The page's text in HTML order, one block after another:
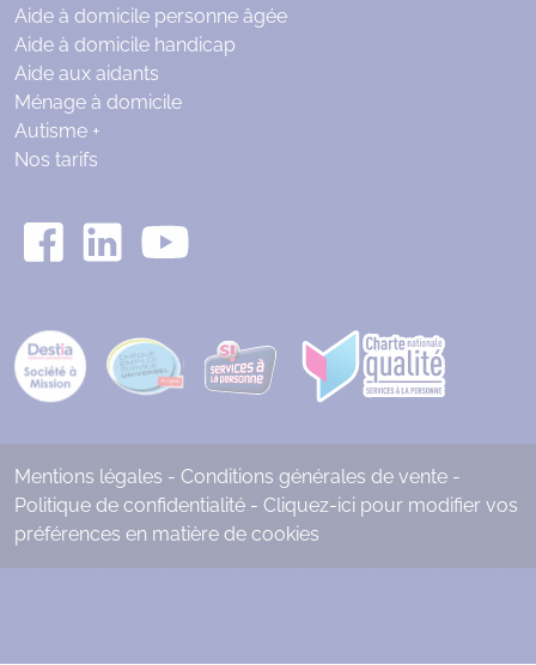
Aide à domicile personne âgée
Aide à domicile handicap
Aide aux aidants
Ménage à domicile
Autisme +
Nos tarifs
Mentions légales - Conditions générales de vente -
Politique de confidentialité - Cliquez-ici pour modifier vos
préférences en matière de cookies